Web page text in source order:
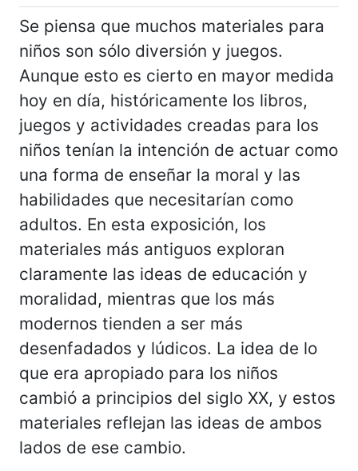
Se piensa que muchos materiales para
niños son sólo diversión y juegos.
Aunque esto es cierto en mayor medida
hoy en día, históricamente los libros,
juegos y actividades creadas para los
niños tenían la intención de actuar como
una forma de enseñar la moral y las
habilidades que necesitarían como
adultos. En esta exposición, los
materiales más antiguos exploran
claramente las ideas de educación y
moralidad, mientras que los más
modernos tienden a ser más
desenfadados y lúdicos. La idea de lo
que era apropiado para los niños
cambió a principios del siglo XX, y estos
materiales reflejan las ideas de ambos
lados de ese cambio.